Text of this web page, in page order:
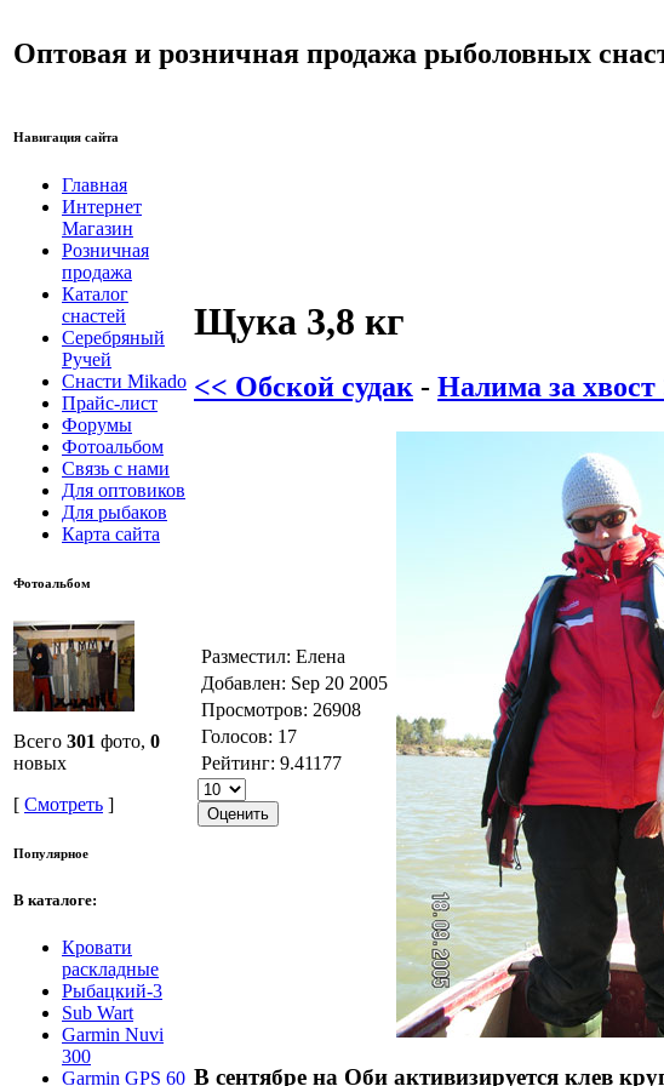
Оптовая и розничная продажа рыболовных
Навигация сайта
Главная
Интернет
Магазин
Розничная
продажа
Каталог
снастей
Серебряный
Ручей
Снасти Mikado
Прайс-лист
Форумы
Фотоальбом
Связь с нами
Для оптовиков
Для рыбаков
Карта сайта
Фотоальбом
Всего 301 фото, 0
новых
[ Смотреть ]
Популярное
В каталоге:
Кровати
раскладные
Рыбацкий-3
Sub Wart
Garmin Nuvi
300
Garmin GPS 60
Щука 3,8 кг
<< Обской судак - Налима за хвост
Разместил: Елена
Добавлен: Sep 20 2005
Просмотров: 26908
Голосов: 17
Рейтинг: 9.41177
В сентябре на Оби активизируется клев